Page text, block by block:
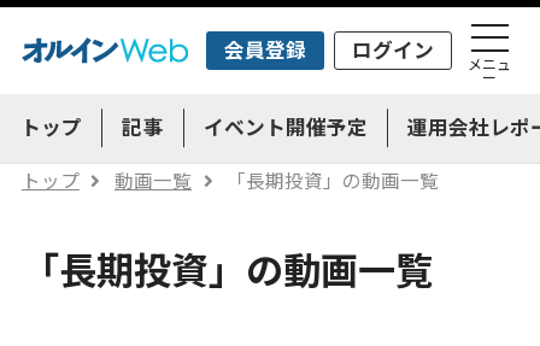
会員登録 ログイン
メニュ
ー
トップ 記事 イベント開催予定 運用会社レポ
トップ 動画一覧 「長期投資」の動画一覧
「長期投資」の動画一覧